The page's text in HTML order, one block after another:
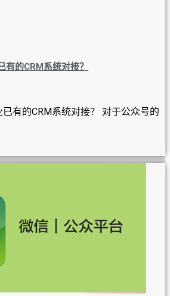
的CRM系统对接？
有的CRM系统对接？ 对于公众号的